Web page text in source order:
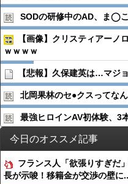
SODの研修中のAD、ま◯
【画像】クリスティアーノ
ｗｗｗｗ
【悲報】久保建英は…マ
北岡果林のセ●︎クスってな
最強ヒロインAV初体験、3
今日のオススメ記事
フランス人「欲張りすぎだ
長が示唆！移籍金が交渉の壁に